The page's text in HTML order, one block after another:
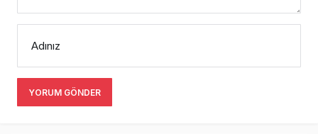
Adınız
YORUM GÖNDER